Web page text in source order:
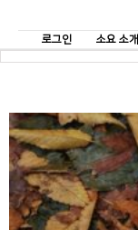
로그인
소요 소개